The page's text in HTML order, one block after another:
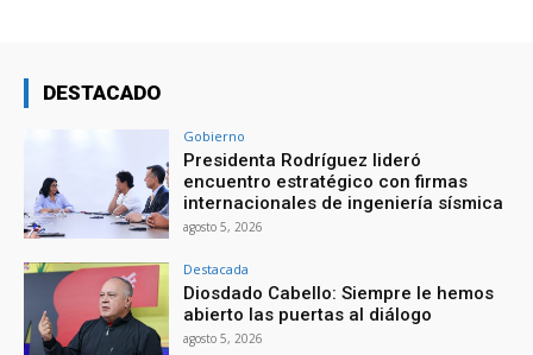
DESTACADO
Gobierno
Presidenta Rodríguez lideró
encuentro estratégico con firmas
internacionales de ingeniería sísmica
agosto 5, 2026
Destacada
Diosdado Cabello: Siempre le hemos
abierto las puertas al diálogo
agosto 5, 2026